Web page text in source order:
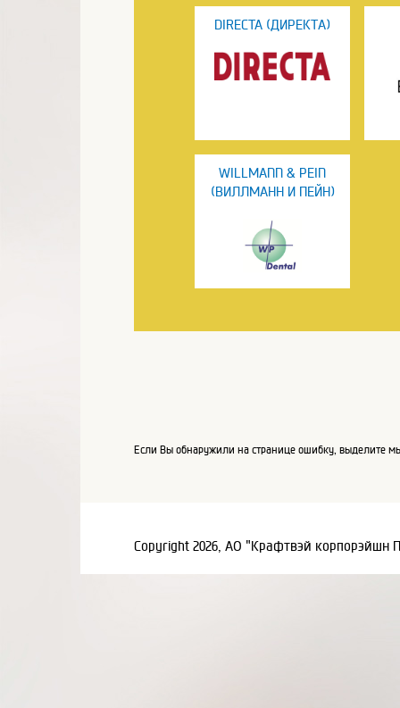
DIRECTA (ДИРЕКТА)
WILLMANN & PEIN
(ВИЛЛМАНН И ПЕЙН)
Если Вы обнаружили на странице ошибку, выделите
Copyright 2026, АО "Крафтвэй корпорэйшн